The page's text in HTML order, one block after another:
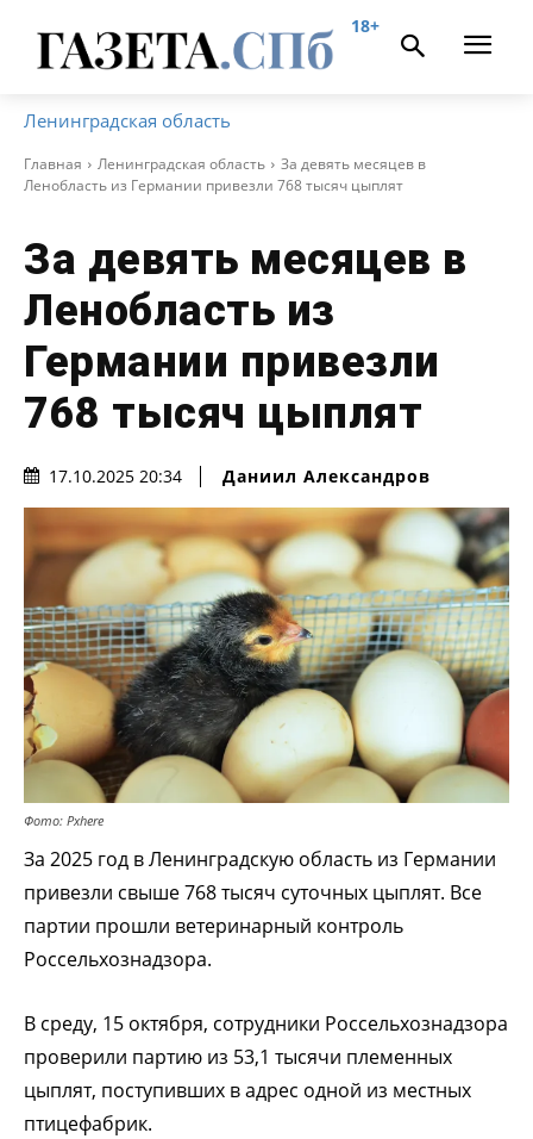
18+
Ленинградская область
Главная Ленинградская область
За девять месяцев в
Ленобласть из Германии привезли 768 тысяч цыплят
За девять месяцев в
Ленобласть из
Германии привезли
768 тысяч цыплят
17.10.2025 20:34 Даниил Александров
Фото: Pxhere
За 2025 год в Ленинградскую область из Германии
привезли свыше 768 тысяч суточных цыплят. Все
партии прошли ветеринарный контроль
Россельхознадзора.
В среду, 15 октября, сотрудники Россельхознадзора
проверили партию из 53,1 тысячи племенных
цыплят, поступивших в адрес одной из местных
птицефабрик.